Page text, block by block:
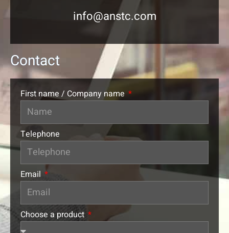
info@anstc.com
Contact
First name / Company name
Telephone
Email
Choose a product